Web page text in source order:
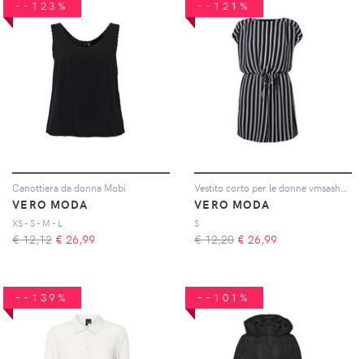
--123%
Canottiera da donna Mobi
VERO MODA
XS - S - M - L
€ 12,12 € 26,99
--121%
VERO MODA
S
€ 12,20 € 26,99
--139% --101%